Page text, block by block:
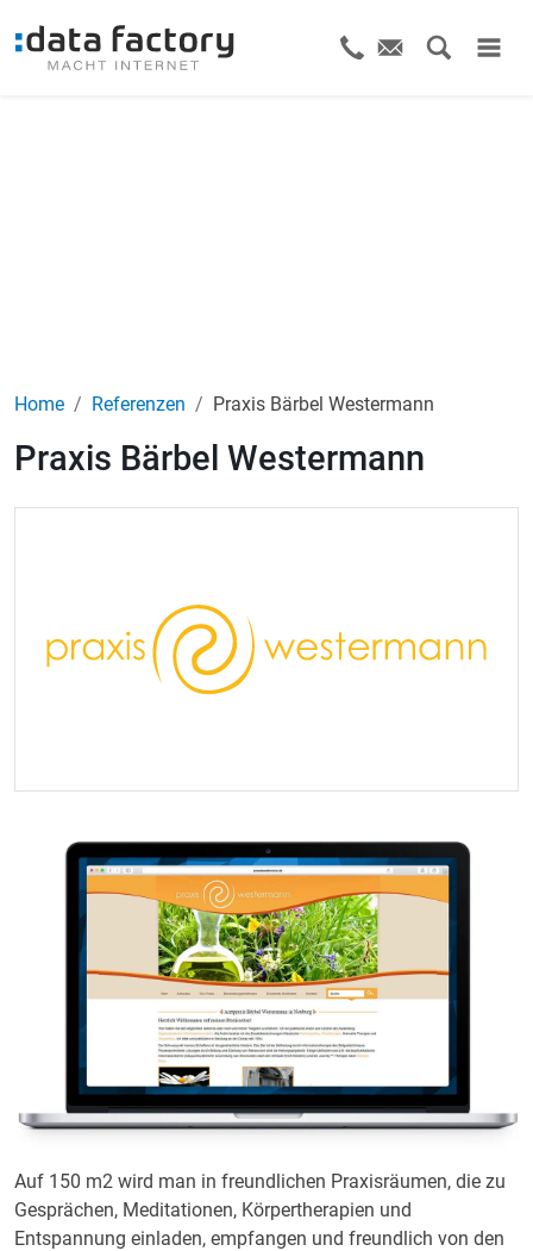
Home Referenzen Praxis Bärbel Westermann
Praxis Bärbel Westermann
Auf 150 m2 wird man in freundlichen Praxisräumen, die zu
Gesprächen, Meditationen, Körpertherapien und
Entspannung einladen, empfangen und freundlich von den